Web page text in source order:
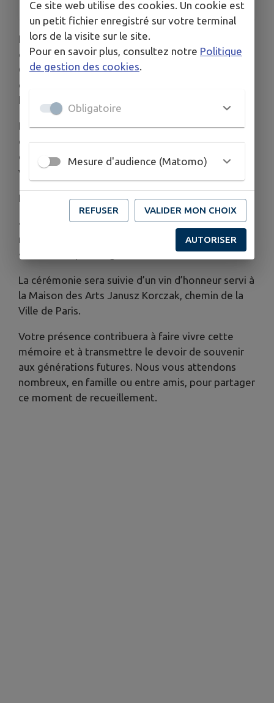
Le jeudi 18 juin 2026, la Ville de Maurecourt
commémorera l’Appel du 18 juin 1940 lancé par le
Général de Gaulle, symbole de résistance et
d’espoir durant les heures sombres de notre
histoire.
Nous vous invitons à participer à cette cérémonie
de mémoire afin de rendre hommage à celles et
ceux qui ont choisi de résister et de défendre les
valeurs de la France.
Programme de la cérémonie :
• 17h45 – 18h00 : Rassemblement devant la
mairie
• 18h15 : Dépôt de gerbes au cimetière
La cérémonie sera suivie d’un vin d’honneur servi à
la Maison des Arts Janusz Korczak, chemin de la
Ville de Paris.
Votre présence contribuera à faire vivre cette
mémoire et à transmettre le devoir de souvenir
aux générations futures. Nous vous attendons
nombreux, en famille ou entre amis, pour partager
ce moment de recueillement.
Ce site web utilise des cookies. Un cookie est
un petit fichier enregistré sur votre terminal
lors de la visite sur le site.
Pour en savoir plus, consultez notre Politique
de gestion des cookies
Obligatoire
Mesure d'audience (Matomo)
REFUSER VALIDER MON CHOIX
AUTORISER